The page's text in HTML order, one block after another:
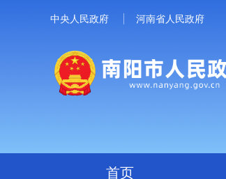
中央人民政府 河南省人民政府
首页